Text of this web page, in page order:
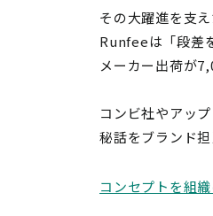
その大躍進を支
Runfeeは「段差
メーカー出荷が
コンビ社やアッ
秘話をブランド担
コンセプトを組